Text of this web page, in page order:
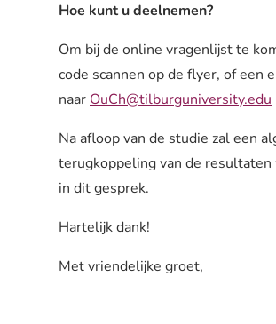
Hoe kunt u deelnemen?
Om bij de online vragenlijst te
code scannen op de flyer, of een
naar OuCh@tilburguniversity.edu
Na afloop van de studie zal een
terugkoppeling van de
in dit gesprek.
Hartelijk dank!
Met vriendelijke groet,